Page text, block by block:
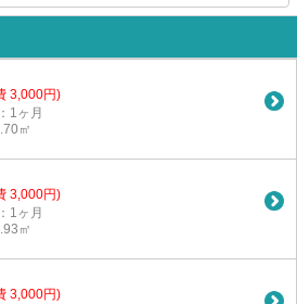
3,000円)
1ヶ月
㎡
3,000円)
1ヶ月
㎡
3,000円)